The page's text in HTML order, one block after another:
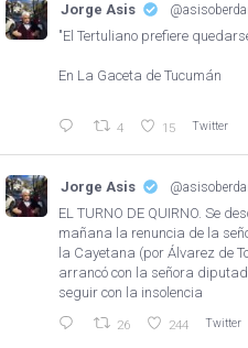
Jorge Asis
"El Tertuliano prefiere
En La Gaceta de Tucumán
4 15 Twitter
Jorge Asis
EL TURNO DE QUIRNO. Se
mañana la renuncia de la
la Cayetana (por Álvarez de
arrancó con la señora
seguir con la insolencia
26 244 Twitter